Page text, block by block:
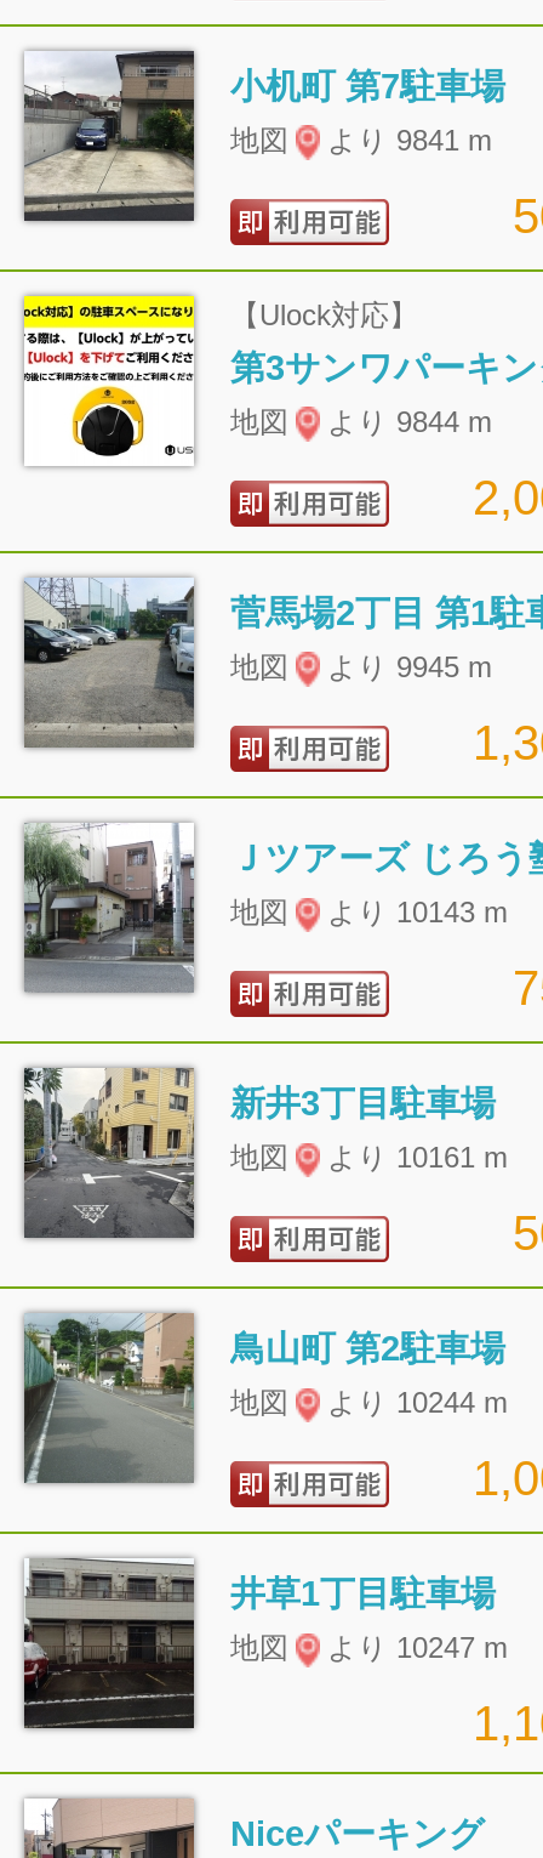
小机町 第7駐車場
地図 より 9841 m
【Ulock対応】
第3サンワパーキ
地図 より 9844 m
菅馬場2丁目 第1駐
地図 より 9945 m
Ｊツアーズ じろ
地図 より 10143 m
新井3丁目駐車場
地図 より 10161 m
鳥山町 第2駐車場
地図 より 10244 m
井草1丁目駐車場
地図 より 10247 m
Niceパーキング